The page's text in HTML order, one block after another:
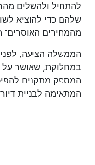
להתחיל ולהשלים
שלהם כדי להוציא
מהמחירים האוסרים"
הממשלה הציעה, לפני
במחלוקת, שאושר על
המספק מתקנים
המתאימה לבניית